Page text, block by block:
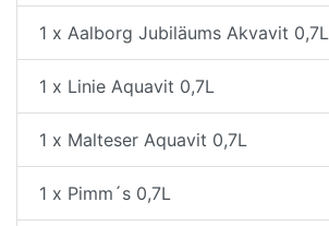
1 x Aalborg Jubiläums Akvavit 0,7L
1 x Linie Aquavit 0,7L
1 x Malteser Aquavit 0,7L
1 x Pimm´s 0,7L